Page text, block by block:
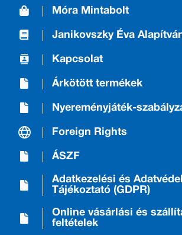
Móra Mintabolt
Janikovszky Éva
Kapcsolat
Árkötött termékek
Nyereményjáték-
Foreign Rights
ÁSZF
Adatkezelési és
Tájékoztató (GDPR)
Online vásárlási és
feltételek